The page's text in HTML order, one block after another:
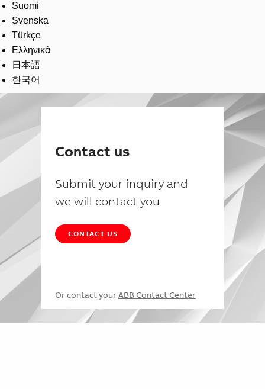
Suomi
Svenska
Türkçe
Ελληνικά
日本語
한국어
Contact us
Submit your inquiry and
we will contact you
CONTACT US
Or contact your ABB Contact Center